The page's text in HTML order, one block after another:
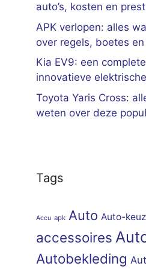
auto’s, kosten en
APK verlopen: alles
over regels, boetes
Kia EV9: een
innovatieve
Toyota Yaris Cross:
weten over deze
Tags
Accu apk Auto Auto-
accessoires
Autobekleding